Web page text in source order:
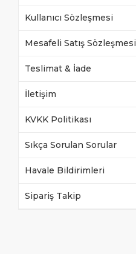
Kullanıcı Sözleşmesi
Mesafeli Satış Sözleşmesi
Teslimat & İade
İletişim
KVKK Politikası
Sıkça Sorulan Sorular
Havale Bildirimleri
Sipariş Takip